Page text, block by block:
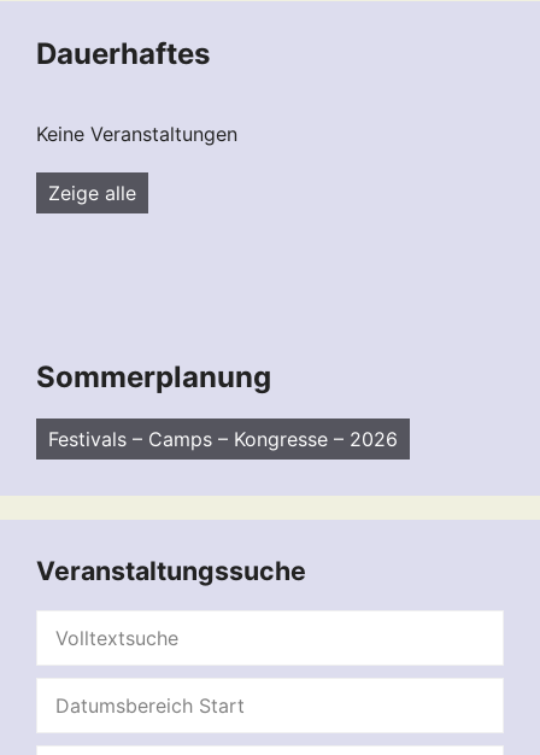
Dauerhaftes
Keine Veranstaltungen
Zeige alle
Sommerplanung
Festivals – Camps – Kongresse – 2026
Veranstaltungssuche